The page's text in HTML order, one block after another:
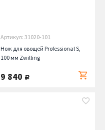
Артикул: 31020-101
Нож для овощей Professional S,
100 мм Zwilling
9 840 руб.